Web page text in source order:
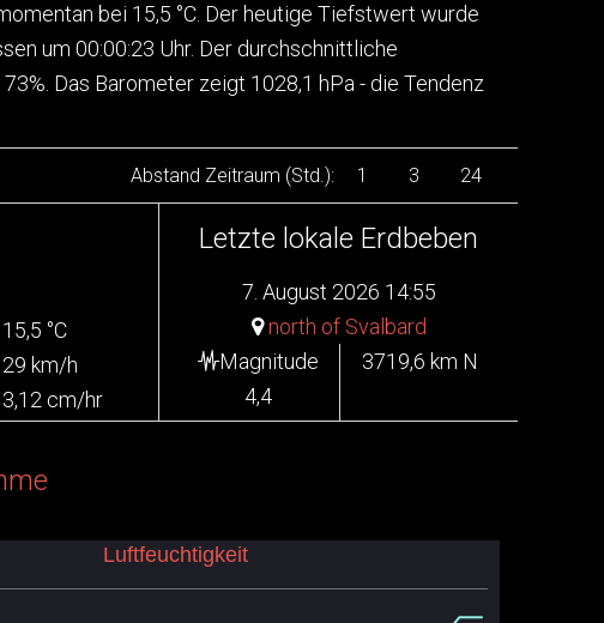
bei 15,5 °C. Der heutige Tiefstwert wurde
um 00:00:23 Uhr. Der durchschnittliche
Das Barometer zeigt 1028,1 hPa - die Tendenz
Abstand Zeitraum (Std.): 1 3 24
15,5 °C
29 km/h
3,12 cm/hr
Letzte lokale Erdbeben
7. August 2026 14:55
north of Svalbard
Magnitude
4,4
3719,6 km N
Luftfeuchtigkeit